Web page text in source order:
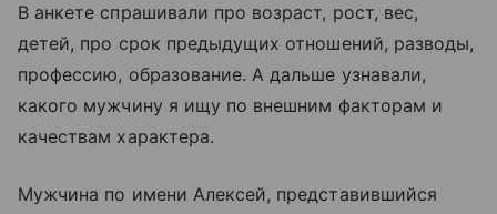
В анкете спрашивали про возраст, рост, вес,
детей, про срок предыдущих отношений, разводы,
профессию, образование. А дальше узнавали,
какого мужчину я ищу по внешним факторам и
качествам характера.
Мужчина по имени Алексей, представившийся